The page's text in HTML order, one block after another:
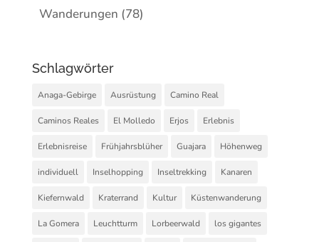
Wanderungen (78)
Schlagwörter
Anaga-Gebirge Ausrüstung Camino Real
Caminos Reales El Molledo Erjos Erlebnis
Erlebnisreise Frühjahrsblüher Guajara Höhenweg
individuell Inselhopping Inseltrekking Kanaren
Kiefernwald Kraterrand Kultur Küstenwanderung
La Gomera Leuchtturm Lorbeerwald los gigantes